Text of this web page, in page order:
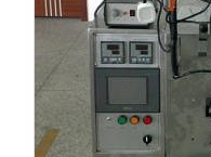
УПАКОВОЧНАЯ
876 546RUB
Упаковочный
для работы с
мл). Может работать
линии с...